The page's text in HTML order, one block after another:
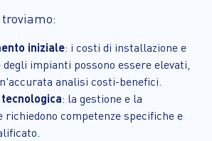
iniziale: i costi di installazione e
impianti possono essere elevati,
analisi costi-benefici.
: la gestione e la
richiedono competenze specifiche e